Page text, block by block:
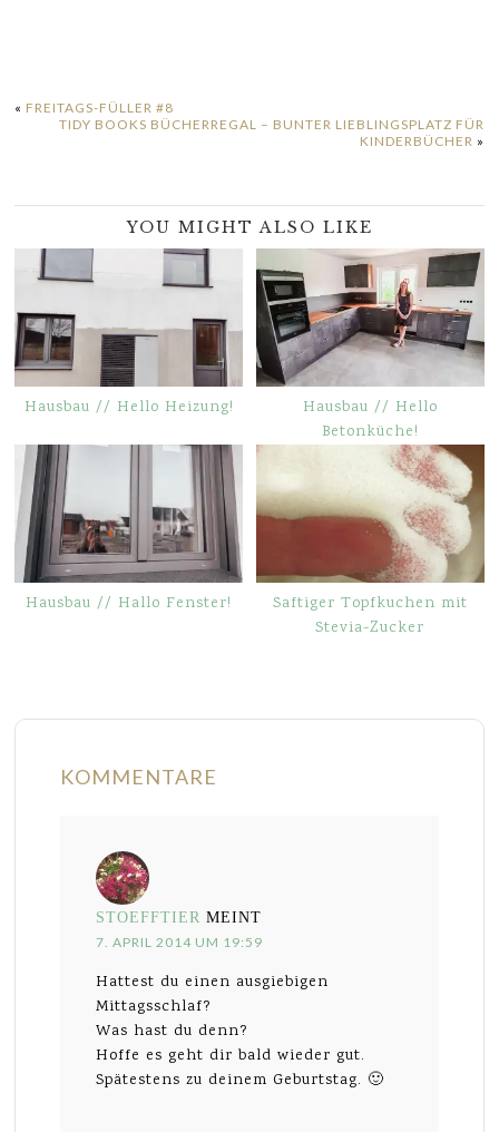
« FREITAGS-FÜLLER #8
TIDY BOOKS BÜCHERREGAL – BUNTER LIEBLINGSPLATZ FÜR
KINDERBÜCHER »
YOU MIGHT ALSO LIKE
Hausbau // Hello Heizung!
Hausbau // Hello
Betonküche!
Hausbau // Hallo Fenster!
Saftiger Topfkuchen mit
Stevia-Zucker
KOMMENTARE
STOEFFTIER MEINT
7. APRIL 2014 UM 19:59
Hattest du einen ausgiebigen
Mittagsschlaf?
Was hast du denn?
Hoffe es geht dir bald wieder gut.
Spätestens zu deinem Geburtstag. 🙂